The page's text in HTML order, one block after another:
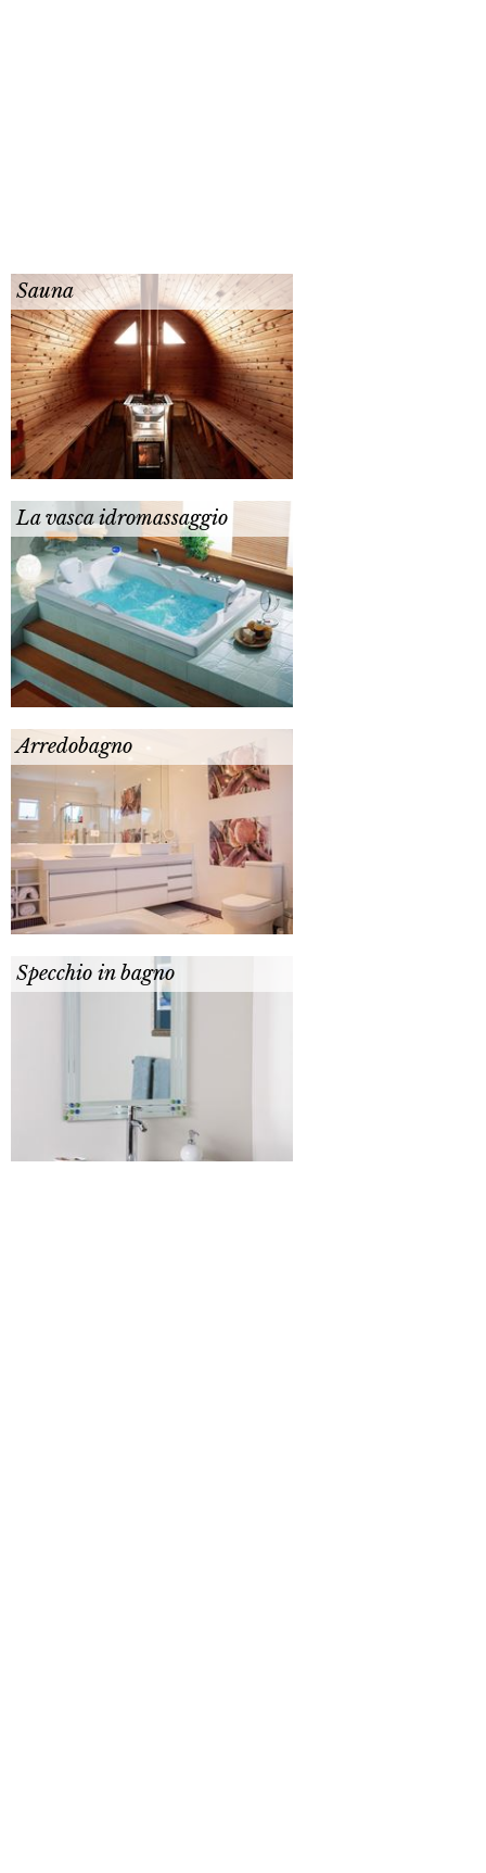
Sauna
La vasca idromassaggio
Arredobagno
Specchio in bagno